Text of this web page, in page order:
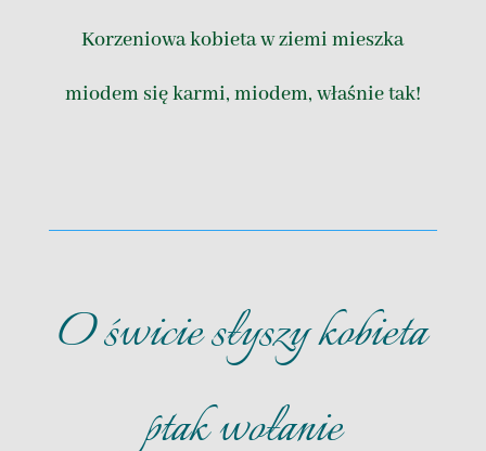
Korzeniowa kobieta w ziemi mieszka
miodem się karmi, miodem, właśnie tak!
O świcie słyszy kobieta
ptak wołanie